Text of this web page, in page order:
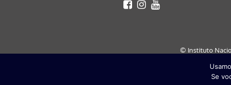
© Instituto
Este site será melhor
Se